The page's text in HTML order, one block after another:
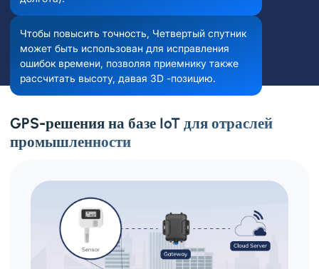
Чтобы повысить точность, Четвертый спутник
может быть использован для исправления
ошибок времени, позволяя приемнику также
рассчитать высоту, давая 3D -позицию.
GPS-решения на базе IoT для отраслей
промышленности